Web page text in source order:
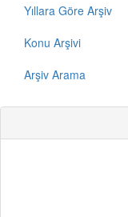
Yıllara Göre Arşiv
Konu Arşivi
Arşiv Arama